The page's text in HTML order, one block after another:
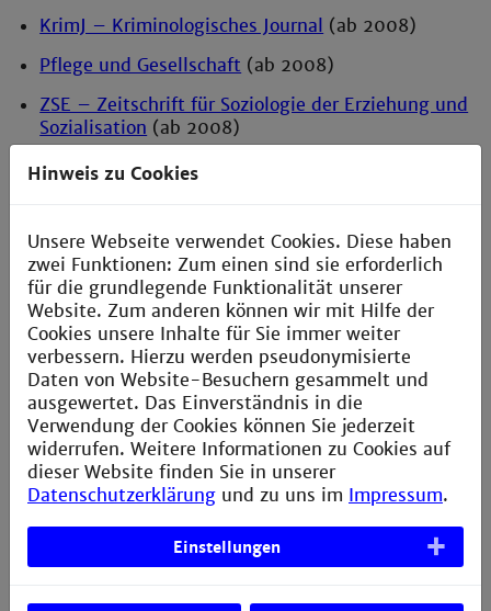
KrimJ – Kriminologisches Journal (ab 2008)
Pflege und Gesellschaft (ab 2008)
ZSE – Zeitschrift für Soziologie der Erziehung und
Sozialisation (ab 2008)
Zeitschrift für Theoretische Soziologie
Soziologie – Campus Verlag(ab 2008)
Soziale Probleme(ab 2023)
Sozialpädagogik / Soziale Arbeit
Sozialmagazin(ab 2008)
Betrifft Mädchen(ab 2008)
Deutsche Jugend(ab 2008)
Forum Erziehungshilfen(ab 2008)
Migration und Soziale Arbeit
Hinweis zu Cookies
Unsere Webseite verwendet Cookies. Diese haben
zwei Funktionen: Zum einen sind sie erforderlich
für die grundlegende Funktionalität unserer
Website. Zum anderen können wir mit Hilfe der
Cookies unsere Inhalte für Sie immer weiter
verbessern. Hierzu werden pseudonymisierte
Daten von Website-Besuchern gesammelt und
ausgewertet. Das Einverständnis in die
Verwendung der Cookies können Sie jederzeit
widerrufen. Weitere Informationen zu Cookies auf
dieser Website finden Sie in unserer
Datenschutzerklärung und zu uns im Impressum.
Einstellungen